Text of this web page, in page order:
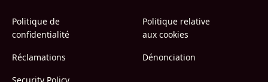
Politique de
confidentialité
Réclamations
Politique relative
aux cookies
Dénonciation